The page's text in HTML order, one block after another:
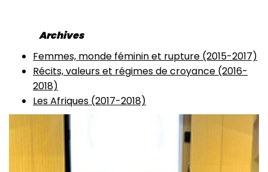
Archives
Femmes, monde féminin et rupture (2015-2017)
Récits, valeurs et régimes de croyance (2016-
2018)
Les Afriques (2017-2018)
Image